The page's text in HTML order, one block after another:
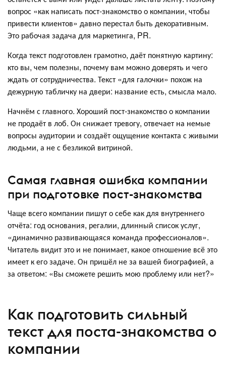
вопрос «как написать пост-знакомство о компании, чтобы
привести клиентов» давно перестал быть декоративным.
Это рабочая задача для маркетинга, PR.
Когда текст подготовлен грамотно, даёт понятную картину:
кто вы, чем полезны, почему вам можно доверять и чего
ждать от сотрудничества. Текст «для галочки» похож на
дежурную табличку на двери: название есть, смысла мало.
Начнём с главного. Хороший пост-знакомство о компании
не продаёт в лоб. Он снижает тревогу, отвечает на немые
вопросы аудитории и создаёт ощущение контакта с живыми
людьми, а не с безликой витриной.
Самая главная ошибка компании
при подготовке пост-знакомства
Чаще всего компании пишут о себе как для внутреннего
отчёта: год основания, регалии, длинный список услуг,
«динамично развивающаяся команда профессионалов».
Читатель видит это и не понимает, какое отношение всё это
имеет к его задаче. Он пришёл не за вашей биографией, а
за ответом: «Вы сможете решить мою проблему или нет?»
Как подготовить сильный
текст для поста-знакомства о
компании